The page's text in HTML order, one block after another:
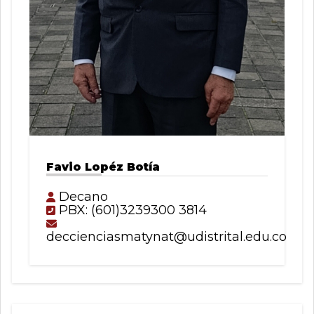
Favio Lopéz Botía
Decano
PBX: (601)3239300 3814
deccienciasmatynat@udistrital.edu.co